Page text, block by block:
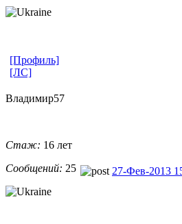
[Профиль]
[ЛС]
Владимир57
Стаж: 16 лет
Сообщений: 25 27-Фев-2013